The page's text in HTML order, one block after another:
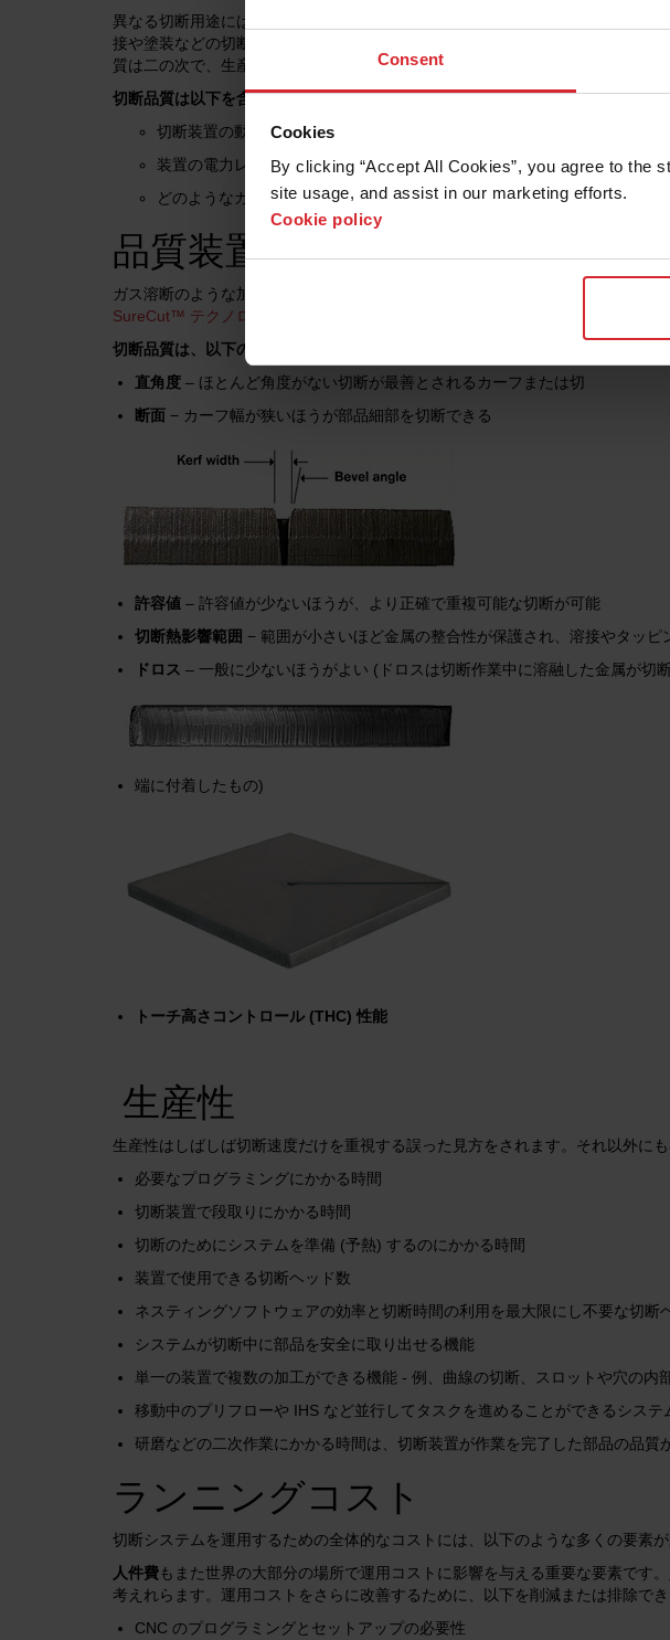
Consent
Cookies
By clicking “Accept All Cookies”, you agree to the
site usage, and assist in our marketing efforts.
Cookie policy
異なる切断用途には、異なるレベルの切断品質が必要です。切断面は最終部品
接や塗装などの切断後の加工工程に影響するものです。品質の良い溶接準備が
質は二の次で、生産量のほうが優先されることもあります。
切断品質は以下を含むいくつかの要因で左右されます。
切断装置の動作
装置の電力レベルが切断される材料の厚さに適切であること
どのようなガスが使用されるのか (またはウォータージェット、研磨材)
品質装置設定と切断用消耗部品
ガス溶断のような加工工程では、オペレーターのスキルが切断品質を大きく左
SureCut™ テクノロジー
などでは、加工工程の専門知識が切断ソフトウェアに
切断品質は、以下の属性に従って評価されます。
直角度 – ほとんど角度がない切断が最善とされるカーフまたは切
断面 − カーフ幅が狭いほうが部品細部を切断できる
許容値 – 許容値が少ないほうが、より正確で重複可能な切断が可能
切断熱影響範囲 − 範囲が小さいほど金属の整合性が保護され、溶接やタッ
ドロス – 一般に少ないほうがよい (ドロスは切断作業中に溶融した金属が切
端に付着したもの)
トーチ高さコントロール (THC) 性能
生産性
生産性はしばしば切断速度だけを重視する誤った見方をされます。それ以外に
必要なプログラミングにかかる時間
切断装置で段取りにかかる時間
切断のためにシステムを準備 (予熱) するのにかかる時間
装置で使用できる切断ヘッド数
ネスティングソフトウェアの効率と切断時間の利用を最大限にし不要な切断
システムが切断中に部品を安全に取り出せる機能
単一の装置で複数の加工ができる機能 - 例、曲線の切断、スロットや穴の内
移動中のプリフローや IHS など並行してタスクを進めることができるシステ
研磨などの二次作業にかかる時間は、切断装置が作業を完了した部品の品質
ランニングコスト
切断システムを運用するための全体的なコストには、以下のような多くの要素
人件費もまた世界の大部分の場所で運用コストに影響を与える重要な要素です
考えれらます。運用コストをさらに改善するために、以下を削減または排除で
CNC のプログラミングとセットアップの必要性